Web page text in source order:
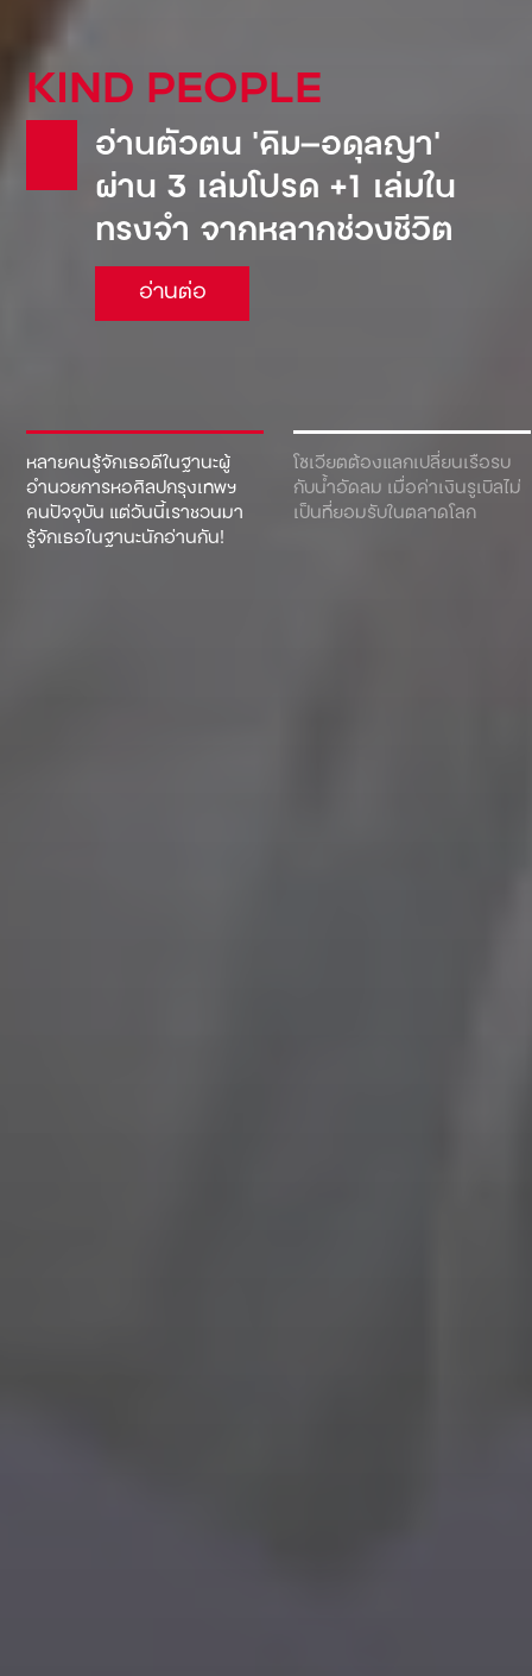
หลายคนรู้จักเธอดีในฐานะผู้
อำนวยการหอศิลปกรุงเทพฯ
คนปัจจุบัน แต่วันนี้เราชวนมา
รู้จักเธอในฐานะนักอ่านกัน!
โซเวียตต้องแลกเปลี่ยนเรือรบ
กับน้ำอัดลม เมื่อค่าเงินรูเบิลไม่
เป็นที่ยอมรับในตลาดโลก
KIND PEOPLE
อ่านตัวตน ‘คิม—อดุลญา’
ผ่าน 3 เล่มโปรด +1 เล่มใน
ทรงจำ จากหลากช่วงชีวิต
อ่านต่อ